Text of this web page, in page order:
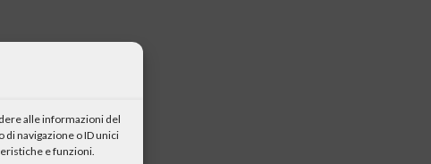
alle informazioni del
navigazione o ID unici
e funzioni.